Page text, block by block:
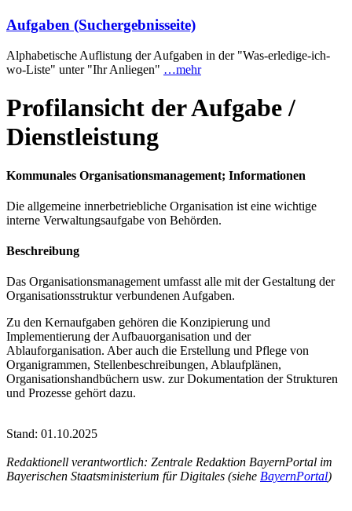
Aufgaben (Suchergebnisseite)
Alphabetische Auflistung der Aufgaben in der "Was-erledige-ich-
wo-Liste" unter "Ihr Anliegen" …mehr
Profilansicht der Aufgabe /
Dienstleistung
Kommunales Organisationsmanagement; Informationen
Die allgemeine innerbetriebliche Organisation ist eine wichtige
interne Verwaltungsaufgabe von Behörden.
Beschreibung
Das Organisationsmanagement umfasst alle mit der Gestaltung der
Organisationsstruktur verbundenen Aufgaben.
Zu den Kernaufgaben gehören die Konzipierung und
Implementierung der Aufbauorganisation und der
Ablauforganisation. Aber auch die Erstellung und Pflege von
Organigrammen, Stellenbeschreibungen, Ablaufplänen,
Organisationshandbüchern usw. zur Dokumentation der Strukturen
und Prozesse gehört dazu.
Stand: 01.10.2025
Redaktionell verantwortlich: Zentrale Redaktion BayernPortal im
Bayerischen Staatsministerium für Digitales (siehe BayernPortal)